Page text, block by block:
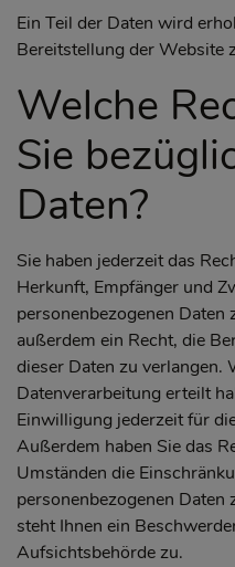
Ein Teil der Daten wird
Bereitstellung der Website
Welche
Sie
Daten?
Sie haben jederzeit das
Herkunft, Empfänger und
personenbezogenen Daten
außerdem ein Recht, die
dieser Daten zu verlangen.
Datenverarbeitung erteilt
Einwilligung jederzeit für
Außerdem haben Sie das
Umständen die
personenbezogenen Daten
steht Ihnen ein
Aufsichtsbehörde zu.